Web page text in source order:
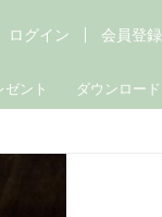
ゼント ダウンロード
ログイン 会員登録